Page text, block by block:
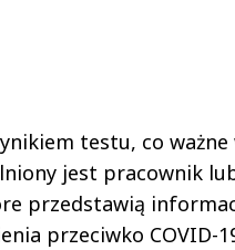
testu, co
jest pracownik
przedstawią
przeciwko COVID-